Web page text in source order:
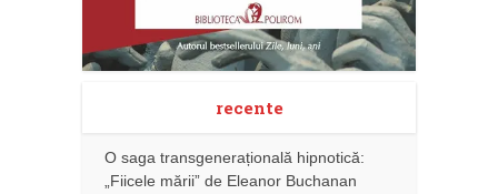
recente
O saga transgenerațională hipnotică:
„Fiicele mării” de Eleanor Buchanan